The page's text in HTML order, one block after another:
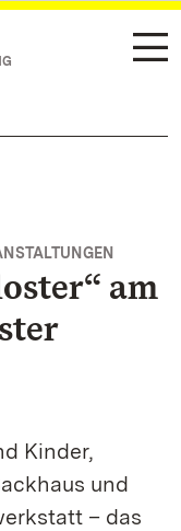
am
Kinder,
und
– das